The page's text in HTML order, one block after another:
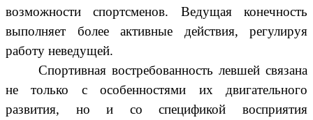
возможности спортсменов. Ведущая конечность
выполняет более активные действия, регулируя
работу неведущей.
Спортивная востребованность левшей связана
не только с особенностями их двигательного
развития, но и со спецификой восприятия